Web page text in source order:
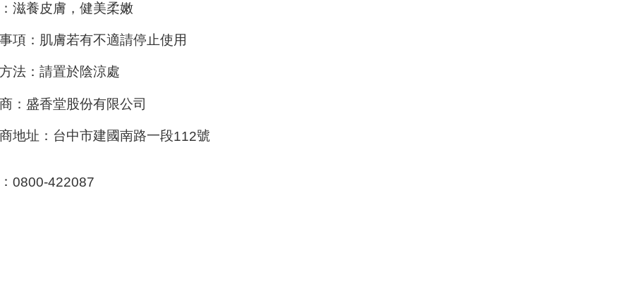
滋養皮膚，健美柔嫩
項：肌膚若有不適請停止使用
法：請置於陰涼處
：盛香堂股份有限公司
地址：台中市建國南路一段112號
0800-422087